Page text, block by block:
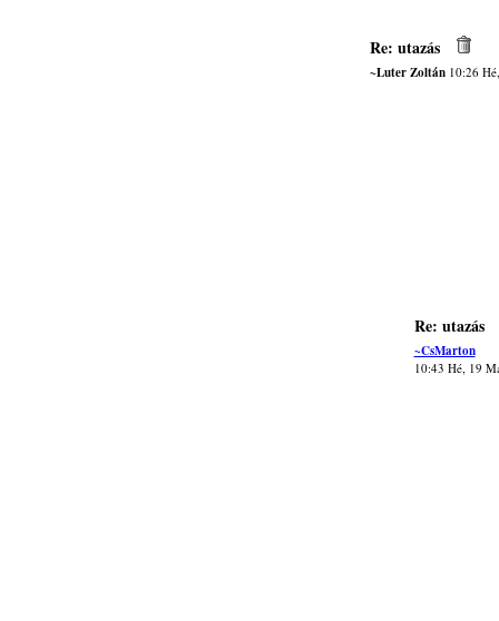
Re: utazás
~Luter Zoltán10:26
Re: utazás
~CsMarton
10:43 Hé, 19